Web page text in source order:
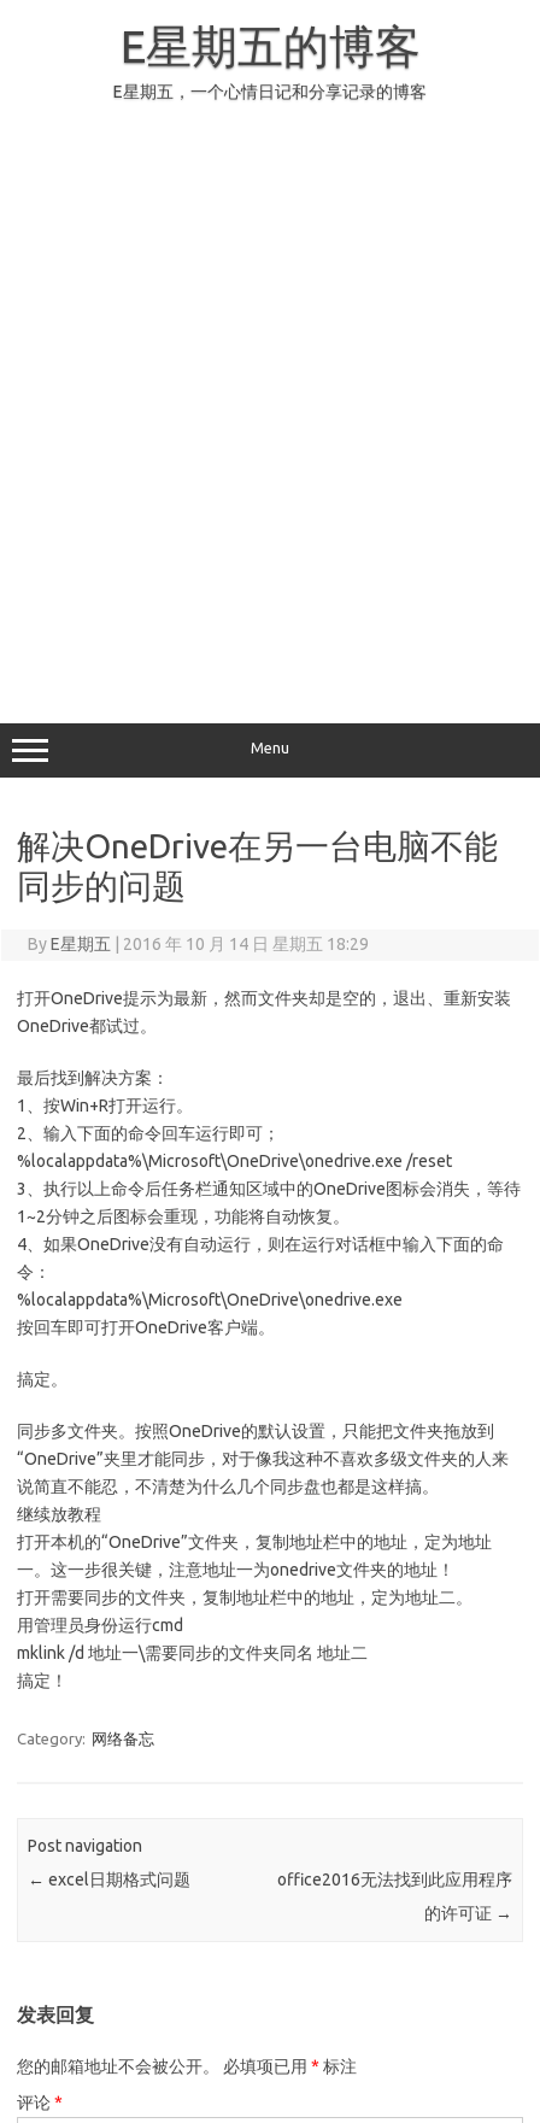
E星期五的博客
E星期五，一个心情日记和分享记录的博客
Menu
解决OneDrive在另一台电脑不能
同步的问题
ByE星期五 2016 年 10 月 14 日 星期五 18:29
打开OneDrive提示为最新，然而文件夹却是空的，退出、重新安装
OneDrive都试过。
最后找到解决方案：
1、按Win+R打开运行。
2、输入下面的命令回车运行即可；
%localappdata%\Microsoft\OneDrive\onedrive.exe /reset
3、执行以上命令后任务栏通知区域中的OneDrive图标会消失，等待
1~2分钟之后图标会重现，功能将自动恢复。
4、如果OneDrive没有自动运行，则在运行对话框中输入下面的命
令：
%localappdata%\Microsoft\OneDrive\onedrive.exe
按回车即可打开OneDrive客户端。
搞定。
同步多文件夹。按照OneDrive的默认设置，只能把文件夹拖放到
“OneDrive”夹里才能同步，对于像我这种不喜欢多级文件夹的人来
说简直不能忍，不清楚为什么几个同步盘也都是这样搞。
继续放教程
打开本机的“OneDrive”文件夹，复制地址栏中的地址，定为地址
一。这一步很关键，注意地址一为onedrive文件夹的地址！
打开需要同步的文件夹，复制地址栏中的地址，定为地址二。
用管理员身份运行cmd
mklink /d 地址一\需要同步的文件夹同名 地址二
搞定！
Category: 网络备忘
Post navigation
← excel日期格式问题
office2016无法找到此应用程序
的许可证 →
发表回复
您的邮箱地址不会被公开。 必填项已用 * 标注
评论*